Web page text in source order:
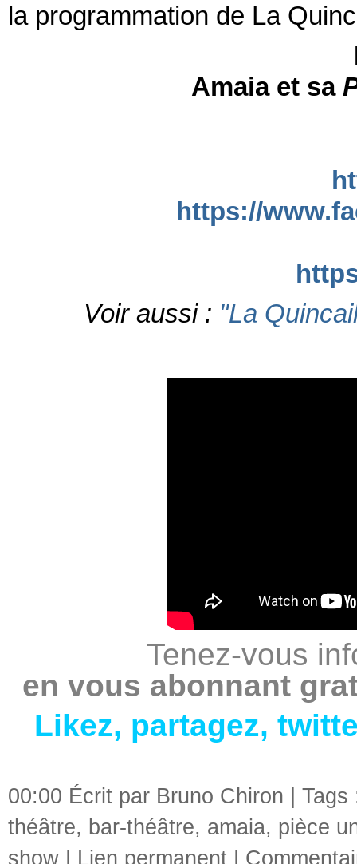
la programmation de La
Amaia et sa
https://
Voir aussi : "La
Tenez-vous
en vous abonnant
Likez, partagez,
00:00 Écrit par Bruno Chiron |
théâtre, bar-théâtre, amaia, pièce
show
Lien permanent